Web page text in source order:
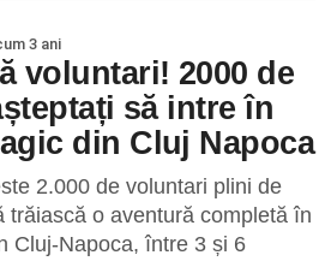
3 ani
voluntari! 2000 de
să intre în
din Cluj Napoca
2.000 de voluntari plini de
trăiască o aventură completă în
Cluj-Napoca, între 3 și 6